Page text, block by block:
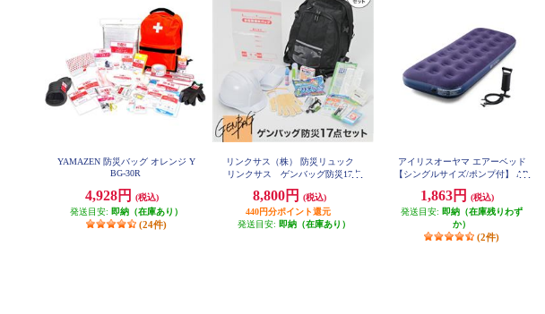
YAMAZEN 防災バッグ オレンジ Y
BG-30R
4,928円
(税込)
発送目安: 即納（在庫あり）
(24件)
リンクサス（株） 防災リュック
リンクサス ゲンバッグ防災17点
8,800円
(税込)
440円分ポイント還元
発送目安: 即納（在庫あり）
アイリスオーヤマ エアーベッド
【シングルサイズ/ポンプ付】 AB
1,863円
(税込)
発送目安: 即納（在庫残りわず
か）
(2件)